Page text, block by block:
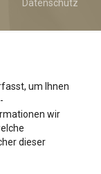
Datenschutz
um Ihnen
wir
dieser